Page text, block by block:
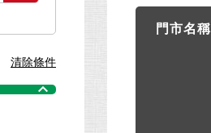
清除條件
門市名稱